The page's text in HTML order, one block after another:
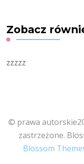
Zobacz
zzzzz
© prawa
zastrzeżone.
Blossom